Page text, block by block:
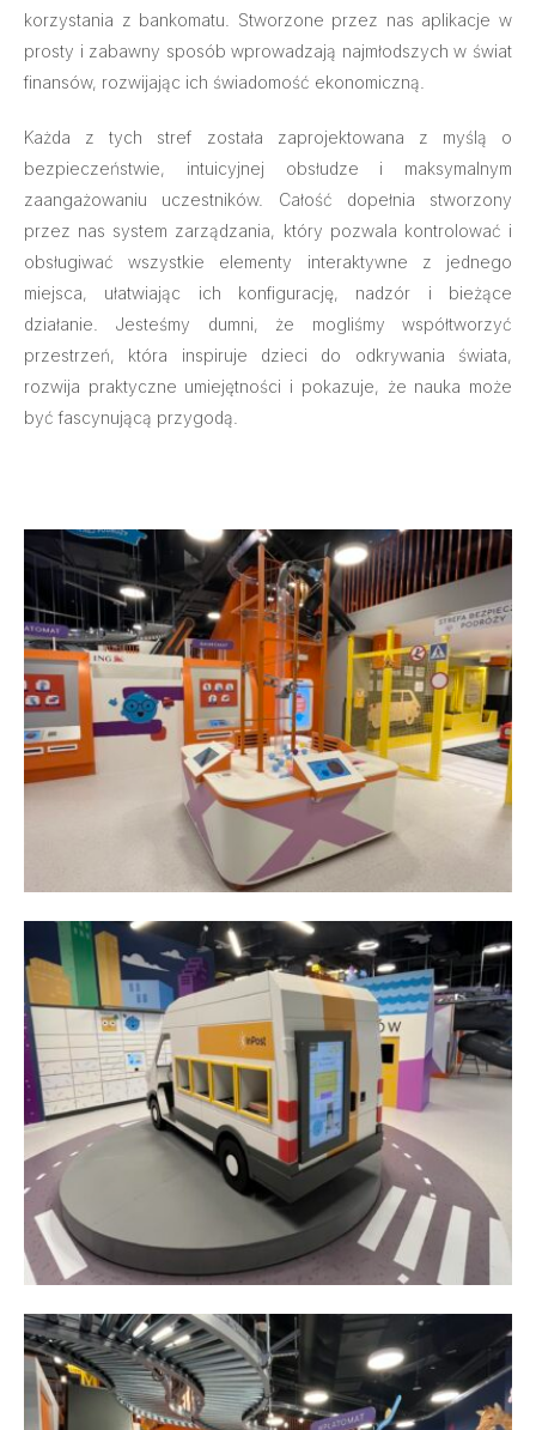
korzystania z bankomatu. Stworzone przez nas aplikacje w
prosty i zabawny sposób wprowadzają najmłodszych w świat
finansów, rozwijając ich świadomość ekonomiczną.
Każda z tych stref została zaprojektowana z myślą o
bezpieczeństwie, intuicyjnej obsłudze i maksymalnym
zaangażowaniu uczestników. Całość dopełnia stworzony
przez nas system zarządzania, który pozwala kontrolować i
obsługiwać wszystkie elementy interaktywne z jednego
miejsca, ułatwiając ich konfigurację, nadzór i bieżące
działanie. Jesteśmy dumni, że mogliśmy współtworzyć
przestrzeń, która inspiruje dzieci do odkrywania świata,
rozwija praktyczne umiejętności i pokazuje, że nauka może
być fascynującą przygodą.